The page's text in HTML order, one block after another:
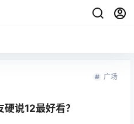
广场
说12最好看？